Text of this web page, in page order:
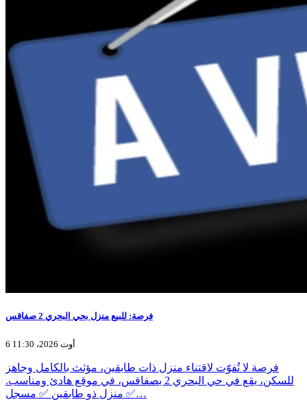
فرصة: للبيع منزل بحي البحري 2 صفاقس
6 أوت 2026، 11:30
فرصة لا تُفوّت لاقتناء منزل ذات طابقين، مؤثث بالكامل وجاهز
للسكن، يقع في حي البحري 2 بصفاقس، في موقع هادئ ومناسب.
✅ منزل ذو طابقين ✅ مسجل…